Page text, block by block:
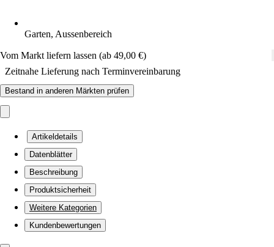
Garten, Aussenbereich
Vom Markt liefern lassen (ab 49,00 €)
Zeitnahe Lieferung nach Terminvereinbarung
Bestand in anderen Märkten prüfen
Artikeldetails
Datenblätter
Beschreibung
Produktsicherheit
Weitere Kategorien
Kundenbewertungen